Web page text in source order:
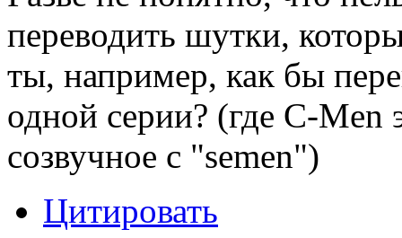
переводить шутки,
ты, например, как бы
одной серии? (где C-Men
созвучное с "semen")
Цитировать